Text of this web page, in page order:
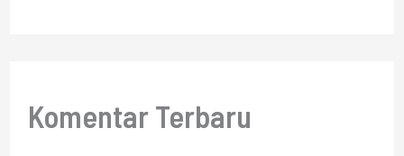
Komentar Terbaru